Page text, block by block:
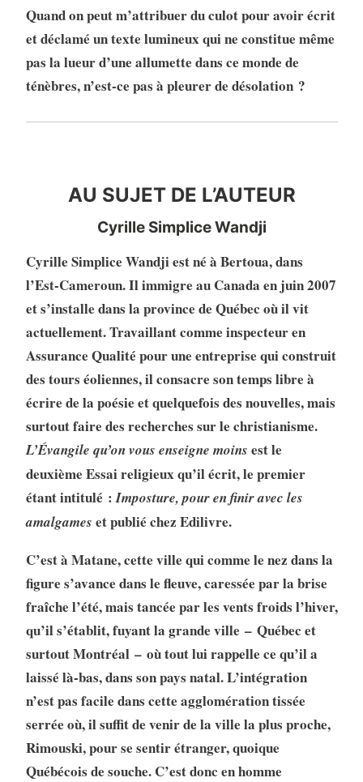
Quand on peut m’attribuer du culot pour avoir écrit
et déclamé un texte lumineux qui ne constitue même
pas la lueur d’une allumette dans ce monde de
ténèbres, n’est-ce pas à pleurer de désolation ?
AU SUJET DE L’AUTEUR
Cyrille Simplice Wandji
Cyrille Simplice Wandji est né à Bertoua, dans
l’Est-Cameroun. Il immigre au Canada en juin 2007
et s’installe dans la province de Québec où il vit
actuellement. Travaillant comme inspecteur en
Assurance Qualité pour une entreprise qui construit
des tours éoliennes, il consacre son temps libre à
écrire de la poésie et quelquefois des nouvelles, mais
surtout faire des recherches sur le christianisme.
L’Évangile qu’on vous enseigne moins est le
deuxième Essai religieux qu’il écrit, le premier
étant intitulé :Imposture, pour en finir avec les
amalgames et publié chez Edilivre.
C’est à Matane, cette ville qui comme le nez dans la
figure s’avance dans le fleuve, caressée par la brise
fraîche l’été, mais tancée par les vents froids l’hiver,
qu’il s’établit, fuyant la grande ville – Québec et
surtout Montréal – où tout lui rappelle ce qu’il a
laissé là-bas, dans son pays natal. L’intégration
n’est pas facile dans cette agglomération tissée
serrée où, il suffit de venir de la ville la plus proche,
Rimouski, pour se sentir étranger, quoique
Québécois de souche. C’est donc en homme